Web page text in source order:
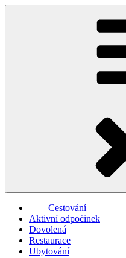
Přejít
Cestování
Aktivní odpočinek
Dovolená
Restaurace
Ubytování